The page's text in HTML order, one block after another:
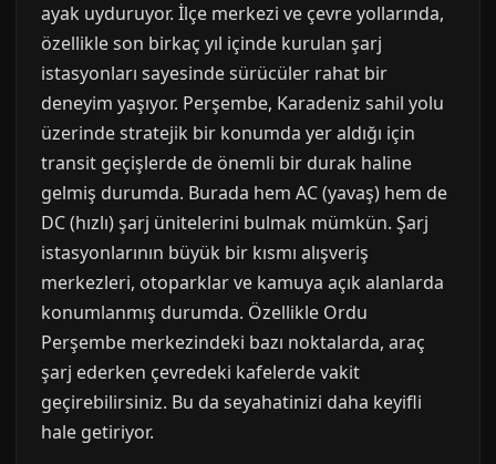
ayak uyduruyor. İlçe merkezi ve çevre yollarında,
özellikle son birkaç yıl içinde kurulan şarj
istasyonları sayesinde sürücüler rahat bir
deneyim yaşıyor. Perşembe, Karadeniz sahil yolu
üzerinde stratejik bir konumda yer aldığı için
transit geçişlerde de önemli bir durak haline
gelmiş durumda. Burada hem AC (yavaş) hem de
DC (hızlı) şarj ünitelerini bulmak mümkün. Şarj
istasyonlarının büyük bir kısmı alışveriş
merkezleri, otoparklar ve kamuya açık alanlarda
konumlanmış durumda. Özellikle Ordu
Perşembe merkezindeki bazı noktalarda, araç
şarj ederken çevredeki kafelerde vakit
geçirebilirsiniz. Bu da seyahatinizi daha keyifli
hale getiriyor.